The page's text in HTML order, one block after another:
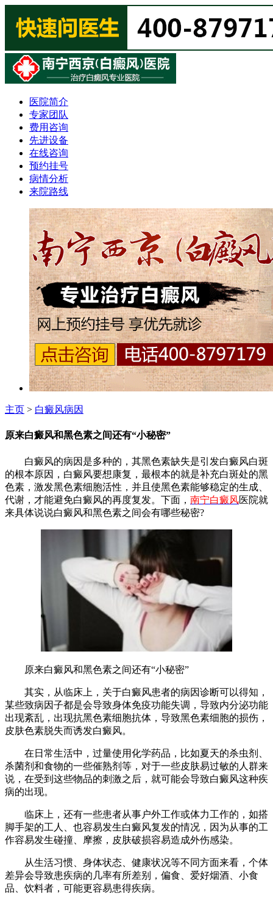
医院简介
专家团队
费用咨询
先进设备
在线咨询
预约挂号
病情分析
来院路线
主页 > 白癜风病因
原来白癜风和黑色素之间还有“小秘密”
白癜风的病因是多种的，其黑色素缺失是引发白癜风白斑
的根本原因，白癜风要想康复，最根本的就是补充白斑处的黑
色素，激发黑色素细胞活性，并且使黑色素能够稳定的生成、
代谢，才能避免白癜风的再度复发。下面， 南宁白癜风医院就
来具体说说白癜风和黑色素之间会有哪些秘密?
原来白癜风和黑色素之间还有“小秘密”
其实，从临床上，关于白癜风患者的病因诊断可以得知，
某些致病因子都是会导致身体免疫功能失调，导致内分泌功能
出现紊乱，出现抗黑色素细胞抗体，导致黑色素细胞的损伤，
皮肤色素脱失而诱发白癜风。
在日常生活中，过量使用化学药品，比如夏天的杀虫剂、
杀菌剂和食物的一些催熟剂等，对于一些皮肤易过敏的人群来
说，在受到这些物品的刺激之后，就可能会导致白癜风这种疾
病的出现。
临床上，还有一些患者从事户外工作或体力工作的，如搭
脚手架的工人、也容易发生白癜风复发的情况，因为从事的工
作容易发生碰撞、摩擦，皮肤破损容易造成外伤感染。
从生活习惯、身体状态、健康状况等不同方面来看，个体
差异会导致患疾病的几率有所差别，偏食、爱好烟酒、小食
品、饮料者，可能更容易患得疾病。